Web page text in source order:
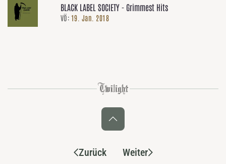
BLACK LABEL SOCIETY - Grimmest Hits
VÖ: 19. Jan. 2018
Zurück Weiter